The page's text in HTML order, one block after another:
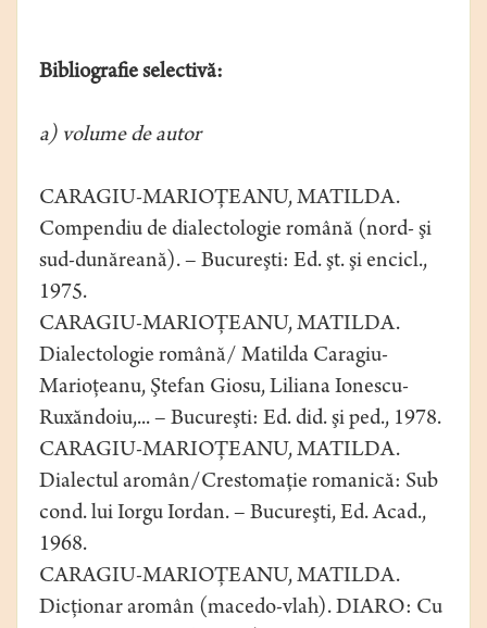
Bibliografie selectivă:
a) volume de autor
CARAGIU-MARIOŢEANU, MATILDA.
Compendiu de dialectologie română (nord- şi
sud-dunăreană). – Bucureşti: Ed. şt. şi encicl.,
1975.
CARAGIU-MARIOŢEANU, MATILDA.
Dialectologie română/ Matilda Caragiu-
Marioţeanu, Ştefan Giosu, Liliana Ionescu-
Ruxăndoiu,... – Bucureşti: Ed. did. şi ped., 1978.
CARAGIU-MARIOŢEANU, MATILDA.
Dialectul aromân/Crestomaţie romanică: Sub
cond. lui Iorgu Iordan. – Bucureşti, Ed. Acad.,
1968.
CARAGIU-MARIOŢEANU, MATILDA.
Dicţionar aromân (macedo-vlah). DIARO: Cu